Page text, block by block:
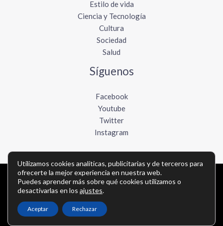
Estilo de vida
Ciencia y Tecnología
Cultura
Sociedad
Salud
Síguenos
Facebook
Youtube
Twitter
Instagram
Copyright © Todos los derechos reservados -
elboletinmexicano.com
Política de privacidad- Política de cookies
Utilizamos cookies analíticas, publicitarias y de terceros para
ofrecerte la mejor experiencia en nuestra web.
Puedes aprender más sobre qué cookies utilizamos o
desactivarlas en los ajustes.
Aceptar Rechazar